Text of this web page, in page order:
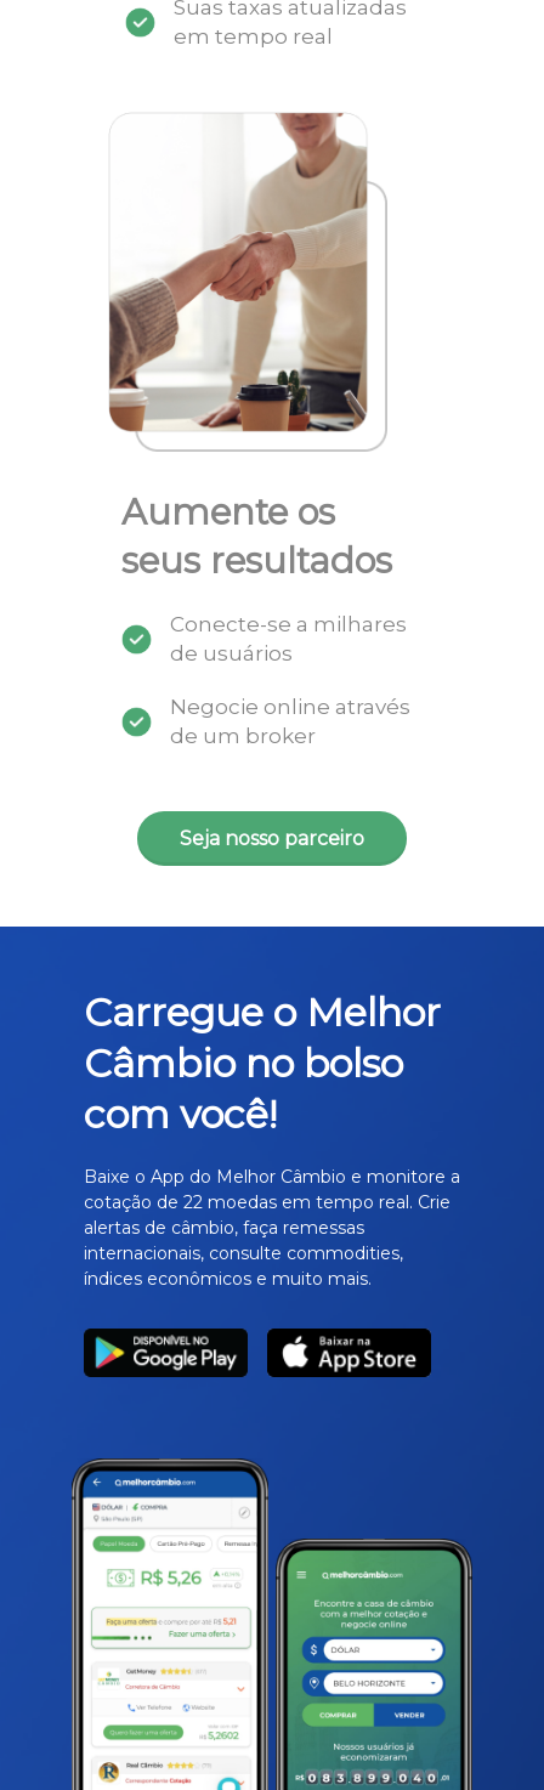
Suas taxas atualizadas
em tempo real
Aumente os
seus resultados
Conecte-se a milhares
de usuários
Negocie online através
de um broker
Seja nosso parceiro
Carregue o Melhor
Câmbio no bolso
com você!
Baixe o App do Melhor Câmbio e monitore a
cotação de 22 moedas em tempo real. Crie
alertas de câmbio, faça remessas
internacionais, consulte commodities,
índices econômicos e muito mais.